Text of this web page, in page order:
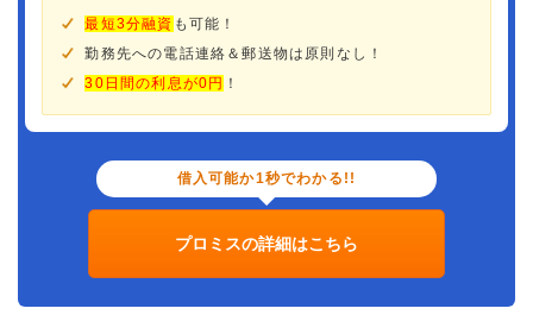
最短3分融資 も可能！
勤務先への電話連絡＆郵送物は原則なし！
30日間の利息が0円 ！
借入可能か1秒でわかる!!
プロミスの詳細はこちら